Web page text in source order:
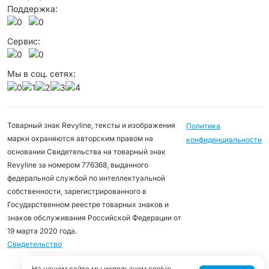
Поддержка:
Сервис:
Мы в соц. сетях:
Товарный знак Revyline, тексты и изображения
марки охраняются авторским правом на
основании Свидетельства на товарный знак
Revyline за номером 776368, выданного
федеральной службой по интеллектуальной
собственности, зарегистрированного в
Государственном реестре товарных знаков и
знаков обслуживания Российской Федерации от
19 марта 2020 года.
Свидетельство
Политика
конфиденциальности